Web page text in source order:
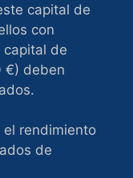
capital de
con
de
€) deben
rendimiento
de